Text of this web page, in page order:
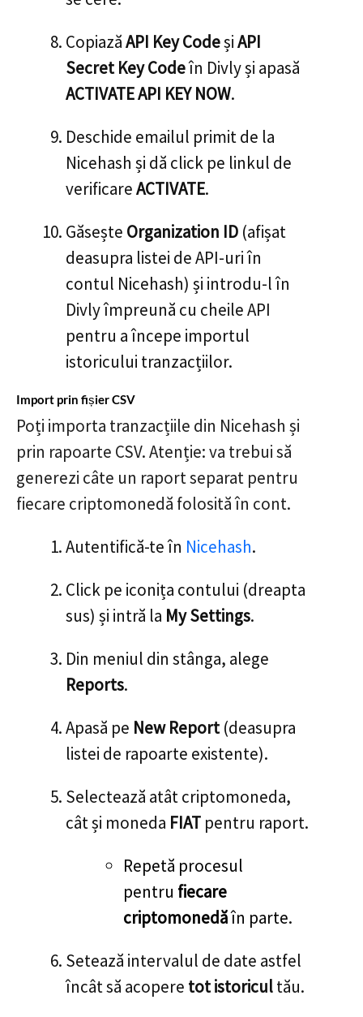
CopiazăAPI Key CodeșiAPI
Secret Key Codeîn Divly și apasă
ACTIVATE API KEY NOW.
Deschide emailul primit de la
Nicehash și dă click pe linkul de
verificareACTIVATE.
Găsește Organization ID (afișat
deasupra listei de API-uri în
contul Nicehash) și introdu-l în
Divly împreună cu cheile API
pentru a începe importul
istoricului tranzacțiilor.
Import prin fișier CSV
Poți importa tranzacțiile din Nicehash și
prin rapoarte CSV. Atenție: va trebui să
generezi câte un raport separat pentru
fiecare criptomonedă folosită în cont.
Autentifică-te în Nicehash.
Click pe iconița contului (dreapta
sus) și intră la My Settings.
Din meniul din stânga, alege
Reports.
Apasă pe New Report(deasupra
listei de rapoarte existente).
Selectează atât criptomoneda,
cât și moneda FIAT pentru raport.
Repetă procesul
pentru fiecare
criptomonedăîn parte.
Setează intervalul de date astfel
încât să acopere tot istoricultău.